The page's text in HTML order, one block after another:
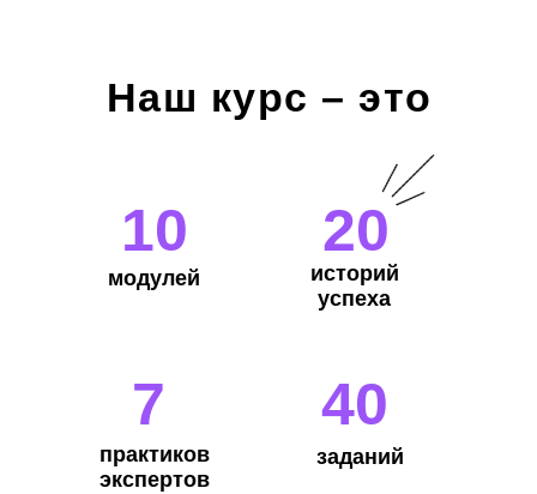
Наш курс – это
модулей
10 20
7 40
историй
успеха
практиков
экспертов
заданий